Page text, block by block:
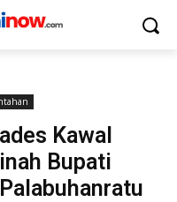
Kawal
Bupati